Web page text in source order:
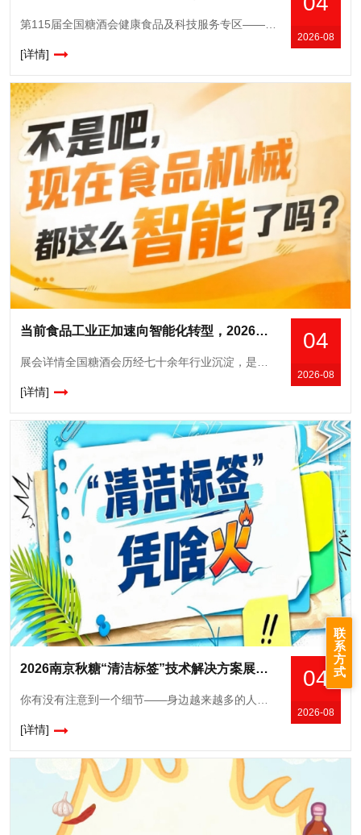
2026-08
[详情]
04
2026-08
当前食品工业正加速向智能化转型，2026南京秋糖9号馆正当其时
[详情]
04
2026-08
2026南京秋糖“清洁标签”技术解决方案展｜保水护色防腐成本四重突破
你有没有注意到一个细节——身边越来越多的人，拿起一包东西先看背面。不是看热量，不是看营养成分，而是盯着配料表认真琢磨。大家现在就想知道一件事：我吃的这玩意儿，里面到底装了啥？这就是清洁标签（Cle
[详情]
联
系
方
式